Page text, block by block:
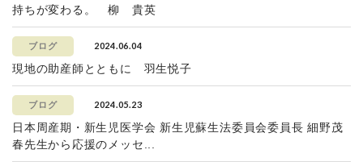
持ちが変わる。 柳 貴英
ブログ 2024.06.04
現地の助産師とともに 羽生悦子
ブログ 2024.05.23
日本周産期・新生児医学会 新生児蘇生法委員会委員長 細野茂
春先生から応援のメッセ...